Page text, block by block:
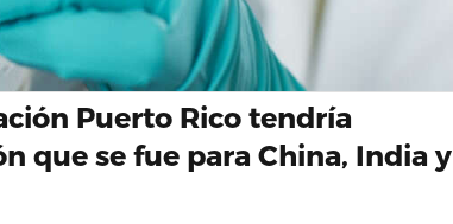
Puerto Rico tendría
que se fue para China, India y